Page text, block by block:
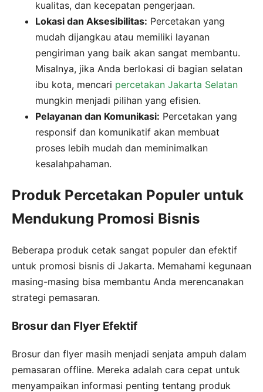
kualitas, dan kecepatan pengerjaan.
Lokasi dan Aksesibilitas: Percetakan yang
mudah dijangkau atau memiliki layanan
pengiriman yang baik akan sangat membantu.
Misalnya, jika Anda berlokasi di bagian selatan
ibu kota, mencari percetakan Jakarta Selatan
mungkin menjadi pilihan yang efisien.
Pelayanan dan Komunikasi: Percetakan yang
responsif dan komunikatif akan membuat
proses lebih mudah dan meminimalkan
kesalahpahaman.
Produk Percetakan Populer untuk
Mendukung Promosi Bisnis
Beberapa produk cetak sangat populer dan efektif
untuk promosi bisnis di Jakarta. Memahami kegunaan
masing-masing bisa membantu Anda merencanakan
strategi pemasaran.
Brosur dan Flyer Efektif
Brosur dan flyer masih menjadi senjata ampuh dalam
pemasaran offline. Mereka adalah cara cepat untuk
menyampaikan informasi penting tentang produk